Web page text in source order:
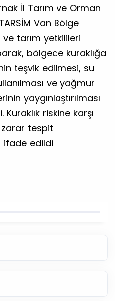
İl Tarım ve Orman
Van Bölge
tarım yetkilileri
bölgede kuraklığa
teşvik edilmesi, su
ve yağmur
yaygınlaştırılması
riskine karşı
zarar tespit
ifade edildi